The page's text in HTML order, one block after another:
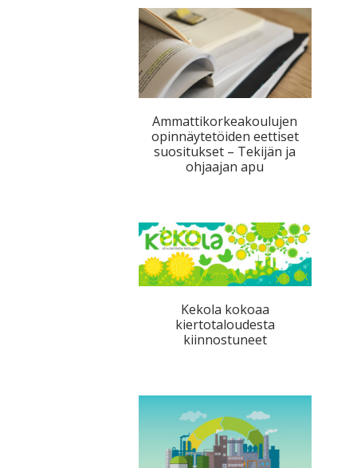
Ammattikorkeakoulujen
opinnäytetöiden eettiset
suositukset – Tekijän ja
ohjaajan apu
Kekola kokoaa
kiertotaloudesta
kiinnostuneet